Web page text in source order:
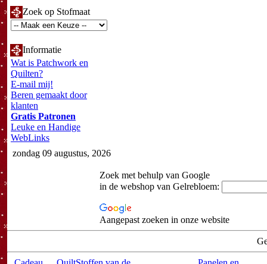
Zoek op Stofmaat
Informatie
Wat is Patchwork en
Quilten?
E-mail mij!
Beren gemaakt door
klanten
Gratis Patronen
Leuke en Handige
WebLinks
zondag 09 augustus, 2026
Zoek met behulp van Google
in de webshop van Gelrebloem:
Aangepast zoeken in onze website